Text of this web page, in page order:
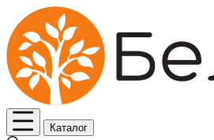
Каталог